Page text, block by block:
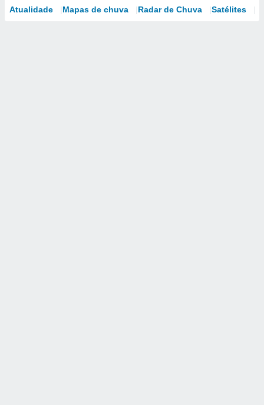
Atualidade Mapas de chuva Radar de Chuva Satélites